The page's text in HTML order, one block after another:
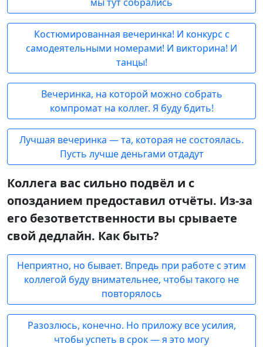
мы тут собрались
Костюмированная вечеринка! И конкурс с
самодеятельными номерами! И викторина! И
танцы!
Вечеринка, на которой можно собрать
компромат на коллег. Я буду бдить!
Лучшая вечеринка — та, которая не состоялась.
Пусть лучше деньгами отдадут
Коллега вас сильно подвёл и с
опозданием предоставил отчёты. Из-за
его безответственности вы срываете
свой дедлайн. Как быть?
Неприятно, но бывает. Впредь при работе с этим
коллегой буду внимательнее, чтобы такого не
повторялось
Разозлюсь, конечно. Но приложу все усилия,
чтобы успеть в срок — я это могу